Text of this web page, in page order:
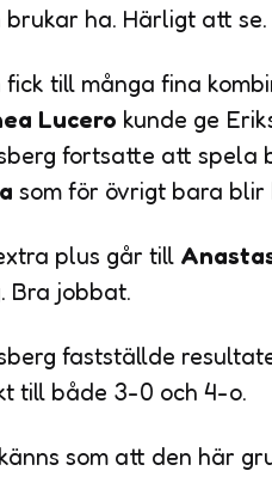
brukar ha. Härligt att se.
fick till många fina
Lucero kunde ge
fortsatte att spela
som för övrigt bara
plus går till
Bra jobbat.
fastställde
till både 3-0 och 4-o.
som att den här